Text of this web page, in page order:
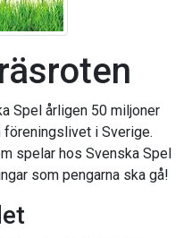
Spel årligen 50 miljoner
i Sverige.
spelar hos Svenska Spel
som pengarna ska gå!